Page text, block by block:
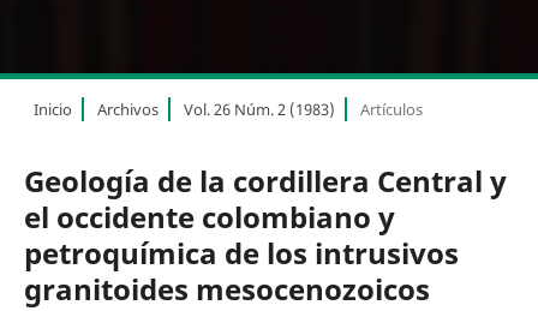
Inicio Archivos Vol. 26 Núm. 2 (1983) Artículos
Geología de la cordillera Central y
el occidente colombiano y
petroquímica de los intrusivos
granitoides mesocenozoicos